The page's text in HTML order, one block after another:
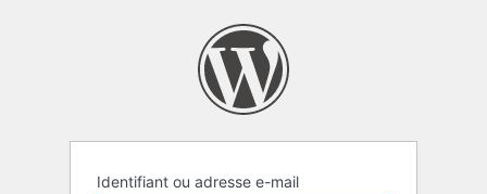
Identifiant ou adresse e-mail